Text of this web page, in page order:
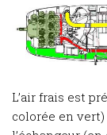
L’air frais est
colorée en